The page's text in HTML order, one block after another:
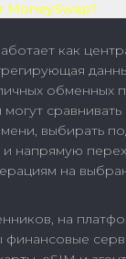
MoneySwap?
как
обменных
сравнивать
выбирать
напрямую
на
на
финансовые